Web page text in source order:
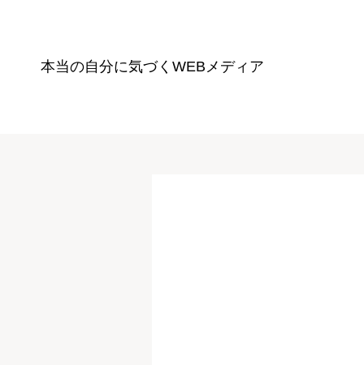
本当の自分に気づく WEBメディア